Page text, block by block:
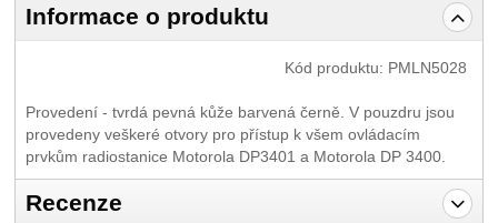
Informace o produktu
Kód produktu: PMLN5028
Provedení - tvrdá pevná kůže barvená černě. V pouzdru jsou
provedeny veškeré otvory pro přístup k všem ovládacím
prvkům radiostanice Motorola DP3401 a Motorola DP 3400.
Recenze